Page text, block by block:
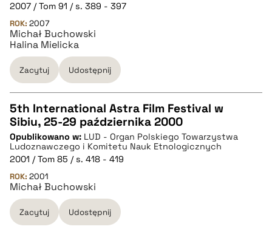
pobierz cytat
BIBTEX
pobierz cytat
2007 / Tom 91 / s. 389 - 397
ROK: 2007
Michał Buchowski
Halina Mielicka
Zacytuj Udostępnij
CZYSTY TEKST
pobierz cytat
BIBTEX
5th International Astra Film Festival w
Sibiu, 25-29 października 2000
Opublikowano w: LUD - Organ Polskiego Towarzystwa
Ludoznawczego i Komitetu Nauk Etnologicznych
2001 / Tom 85 / s. 418 - 419
ROK: 2001
Michał Buchowski
Zacytuj Udostępnij